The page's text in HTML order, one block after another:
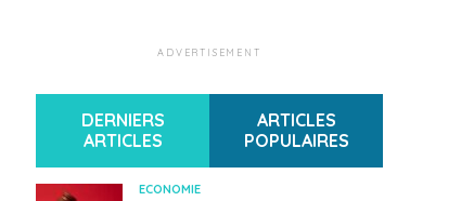
ADVERTISEMENT
DERNIERS
ARTICLES
ARTICLES
POPULAIRES
ECONOMIE